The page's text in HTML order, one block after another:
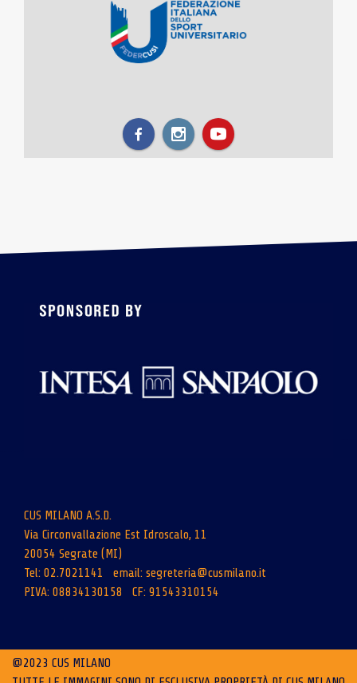
CUS MILANO A.S.D.
Via Circonvallazione Est Idroscalo, 11
20054 Segrate (MI)
Tel: 02.7021141 email: segreteria@cusmilano.it
PIVA: 08834130158 CF: 91543310154
@2023 CUS MILANO